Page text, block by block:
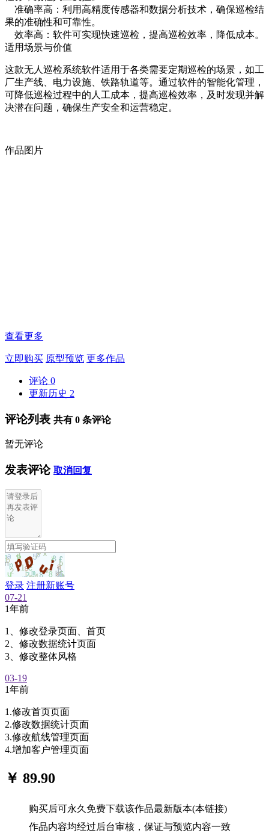
准确率高：利用高精度传感器和数据分析技术，确保巡检结
果的准确性和可靠性。
效率高：软件可实现快速巡检，提高巡检效率，降低成本。
适用场景与价值
这款无人巡检系统软件适用于各类需要定期巡检的场景，如工
厂生产线、电力设施、铁路轨道等。通过软件的智能化管理，
可降低巡检过程中的人工成本，提高巡检效率，及时发现并解
决潜在问题，确保生产安全和运营稳定。
作品图片
查看更多
立即购买 原型预览 更多作品
评论 0
更新历史 2
评论列表 共有 0 条评论
暂无评论
发表评论 取消回复
登录 注册新账号
07-21
1年前
1、修改登录页面、首页
2、修改数据统计页面
3、修改整体风格
03-19
1年前
1.修改首页页面
2.修改数据统计页面
3.修改航线管理页面
4.增加客户管理页面
￥ 89.90
购买后可永久免费下载该作品最新版本(本链接)
作品内容均经过后台审核，保证与预览内容一致